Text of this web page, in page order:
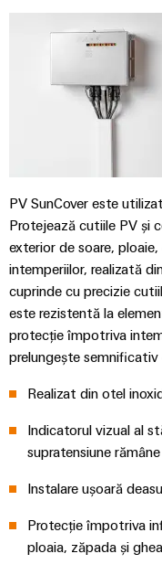
Asigurarea
unor
operațiuni
prin
soluții
integrate
Producători
de
dispozitive
Soluții
inovatoare
de
conectivitate
pentru
tradițională
Viitorul
metode
de
producere
a
energiei
Controler
centrale
electrice
Producători
de
dispozitive
Conectori
plug-
in
PCB
terminale
plug-
in
conector
PCB
și
la
Cutii
magistrale
de
câmp
și
Sisteme
Industrial
Ethernet
Interfața
OCI
Interfața
EDI
ANSAMBLU
PV SunCover este
Protejează cutiile PV și
exterior de soare,
intemperiilor, realizată
cuprinde cu precizie
este rezistentă la
protecție împotriva
prelungește
Realizat din otel
Indicatorul vizual al
supratensiune
Instalare ușoară
Protecție împotriva
ploaia, zăpada și